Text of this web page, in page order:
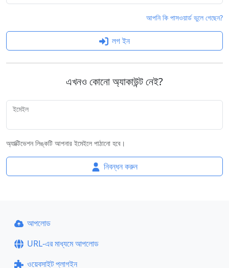
আপনি কি পাসওয়ার্ড ভুলে গেছেন?
লগ ইন
এখনও কোনো অ্যাকাউন্ট নেই?
ইমেইল
অ্যাক্টিভেশন লিঙ্কটি আপনার ইমেইলে পাঠানো হবে।
নিবন্ধন করুন
আপলোড
URL-এর মাধ্যমে আপলোড
ওয়েবসাইট প্লাগইন